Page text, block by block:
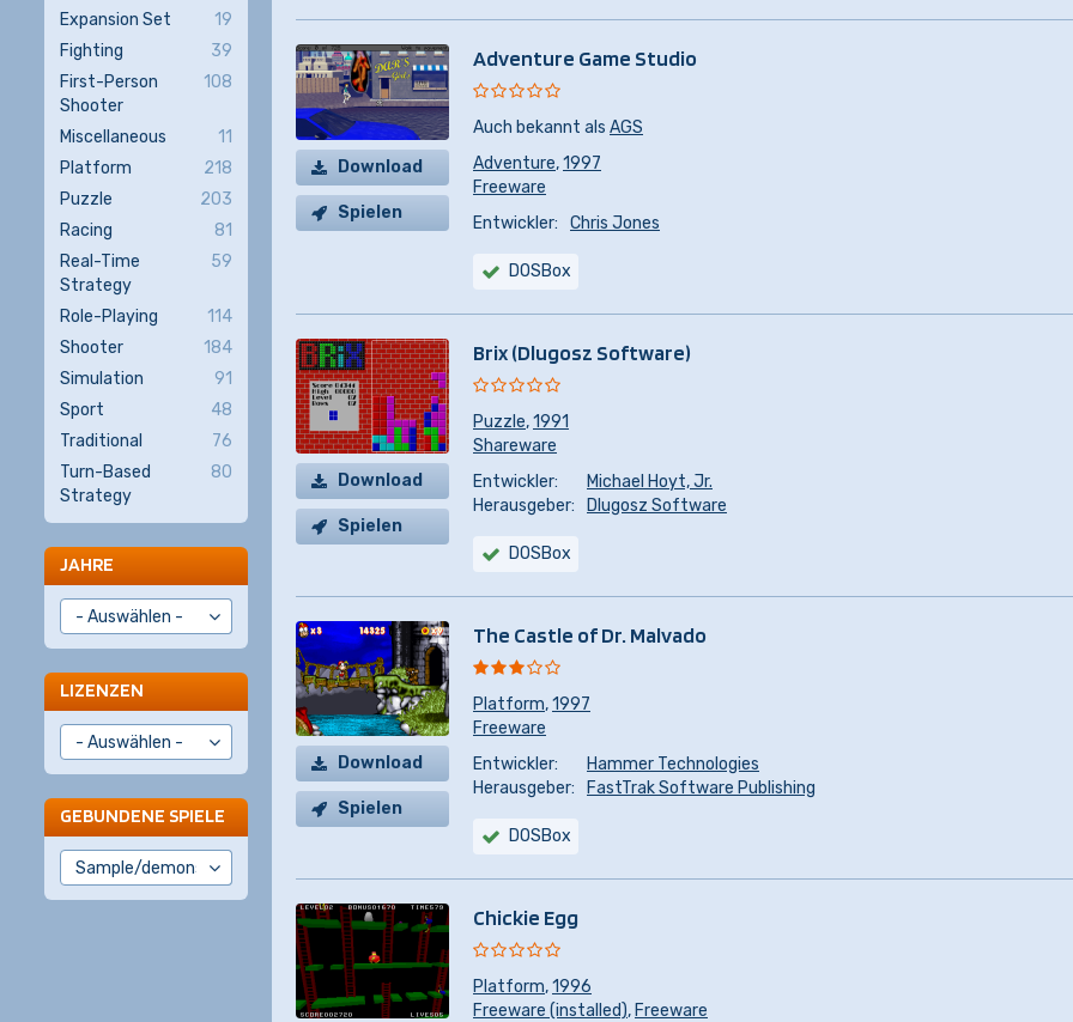
Download
Spielen
Adventure Game Studio
Auch bekannt als AGS
Adventure,1997
Freeware
Entwickler:
Chris Jones
DOSBox
Download
Spielen
Brix (Dlugosz Software)
Puzzle,1991
Shareware
Entwickler:
Michael Hoyt, Jr.
Herausgeber:
Dlugosz Software
DOSBox
Download
Spielen
The Castle of Dr. Malvado
Platform,1997
Freeware
Entwickler:
Hammer Technologies
Herausgeber:
FastTrak Software Publishing
DOSBox
Chickie Egg
Platform,1996
Freeware (installed), Freeware
Expansion Set
19
Fighting
39
First-Person
Shooter
108
Miscellaneous
11
Platform
218
Puzzle
203
Racing
81
Real-Time
Strategy
59
Role-Playing
114
Shooter
184
Simulation
91
Sport
48
Traditional
76
Turn-Based
Strategy
80
JAHRE
LIZENZEN
GEBUNDENE SPIELE